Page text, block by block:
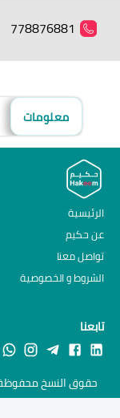
778876881
معلومات
الرئيسية
عن حكيم
تواصل معنا
الشروط و الخصوصية
تابعنا
حقوق النسخ محفوظة ©